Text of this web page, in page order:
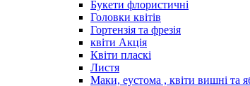
Букети флористичні
Головки квітів
Гортензія та фрезія
квіти Акція
Квіти пласкі
Листя
Маки, еустома , квіти вишні та